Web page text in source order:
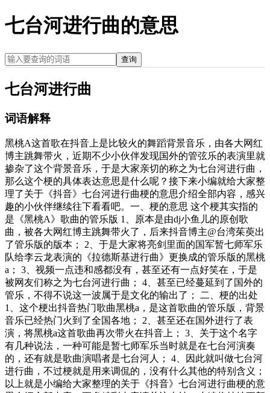
七台河进行曲的意思
查询
七台河进行曲
词语解释
黑桃A这首歌在抖音上是比较火的舞蹈背景音乐，由各大网红
博主跳舞带火，近期不少小伙伴发现国外的管弦乐的表演里就
掺杂了这个背景音乐，于是大家亲切的称之为七台河进行曲，
那么这个梗的具体表达意思是什么呢？接下来小编就给大家整
理了关于《抖音》七台河进行曲梗的意思介绍全部内容，感兴
趣的小伙伴继续往下看看吧。一、梗的意思 这个梗其实指的
是《黑桃A》歌曲的管乐版 1、原本是由dj小鱼儿的原创歌
曲，被各大网红博主跳舞带火了，后来抖音博主@台湾茱萸出
了管乐版的版本； 2、于是大家将亮剑里面的国军暂七师军乐
队给李‌‌‌‌‌‌‌‌‌云龙表演的《拉德斯基进行曲》更换成的管乐版的黑桃
a； 3、视频一点违和感都没有，甚至还有一点好笑在，于是
被网友们称之为七台河进行曲； 4、甚至已经蔓延到了国外的
管乐，不得不说这一波属于是文化的输出了； 二、梗的出处
1、这个梗出抖音热门歌曲黑桃a，是这首歌曲的管乐版，背景
音乐已经热门火到了全国各地； 2、甚至还在国外进行了表
演，将黑桃a这首歌曲再次带火在抖音上； 3、关于这个名字
有几种说法，一种可能是暂七师军乐当时就是在七台河演奏
的，还有就是歌曲演唱者是七台河人； 4、因此就叫做七台河
进行曲，不过梗就是用来调侃的，没有什么其他的特别含义；
以上就是小编给大家整理的关于《抖音》七台河进行曲梗的意